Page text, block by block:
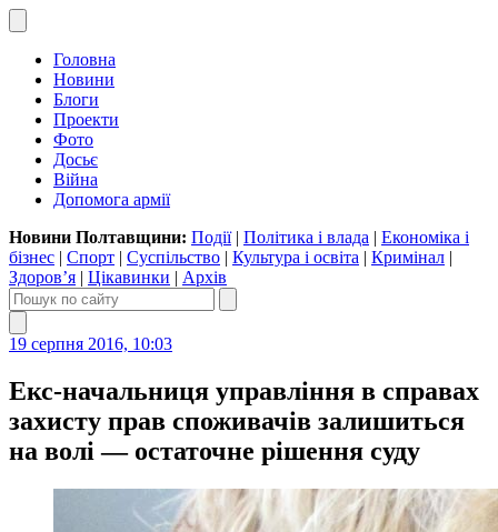
Головна
Новини
Блоги
Проекти
Фото
Досьє
Війна
Допомога армії
Новини Полтавщини: Події| Політика і влада | Економіка і
бізнес | Спорт | Суспільство | Культура і освіта | Кримінал |
Здоров’я | Цікавинки | Архів
19 серпня 2016, 10:03
Екс-начальниця управління в справах
захисту прав споживачів залишиться
на волі — остаточне рішення суду